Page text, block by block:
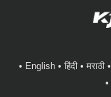
English हिंदी मराठी